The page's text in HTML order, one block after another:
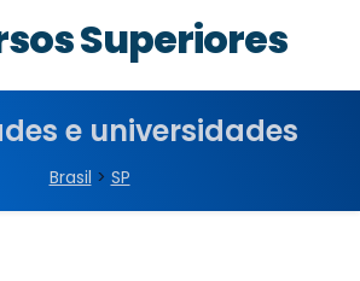
Superiores
e universidades
Brasil > SP